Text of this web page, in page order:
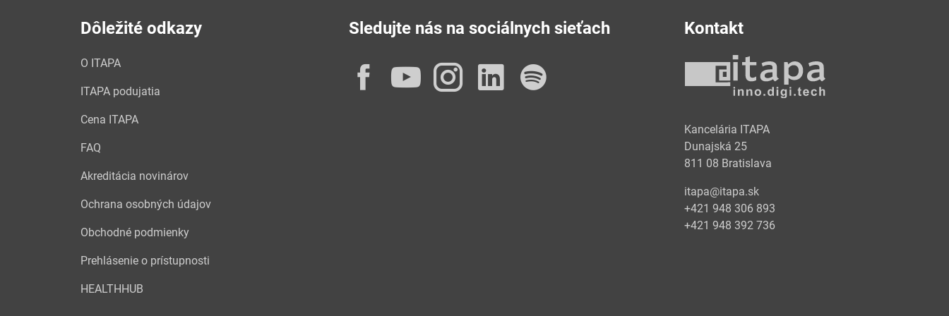
Dôležité odkazy
O ITAPA
ITAPA podujatia
Cena ITAPA
FAQ
Akreditácia novinárov
Ochrana osobných údajov
Obchodné podmienky
Prehlásenie o prístupnosti
HEALTHHUB
Sledujte nás na sociálnych sieťach
Facebook
YouTube
Instagram
LinkedIn
Kontakt
Kancelária ITAPA
Dunajská 25
811 08 Bratislava
itapa@itapa.sk
+421 948 306 893
+421 948 392 736